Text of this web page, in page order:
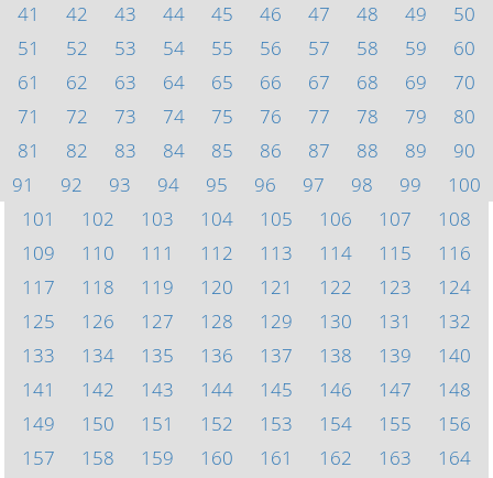
41
42 43 44 45 46 47 48 49
50
51
52 53 54 55 56 57 58 59
60
61
62 63 64 65 66 67 68 69
70
71
72 73 74 75 76 77 78 79
80
81
82 83 84 85 86 87 88 89
90
91
92 93 94 95 96 97 98 99
100
101
102 103 104 105 106 107
108
109
110 111 112 113 114 115
116
117
118 119 120 121 122 123
124
125
126 127 128 129 130 131
132
133
134 135 136 137 138 139
140
141
142 143 144 145 146 147
148
149
150 151 152 153 154 155
156
157
158 159 160 161 162 163
164